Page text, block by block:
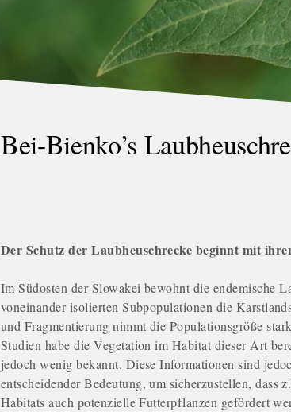
Bei-Bienko’s
Der Schutz der Laubheuschrecke beginnt mit
Im Südosten der Slowakei bewohnt die endemische
voneinander isolierten Subpopulationen die
und Fragmentierung nimmt die Populationsgröße
Studien habe die Vegetation im Habitat dieser Art
jedoch wenig bekannt. Diese Informationen sind
entscheidender Bedeutung, um sicherzustellen, dass
Habitats auch potenzielle Futterpflanzen gefördert